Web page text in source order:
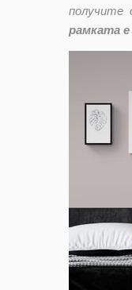
получите
рамката